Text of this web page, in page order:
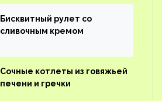
Бисквитный рулет со
сливочным кремом
Сочные котлеты из говяжьей
печени и гречки